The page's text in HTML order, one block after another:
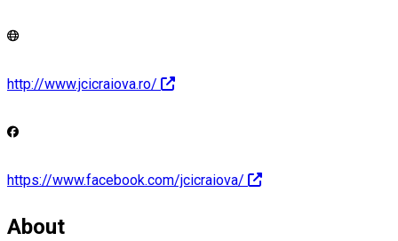
http://www.jcicraiova.ro/
https://www.facebook.com/jcicraiova/
About